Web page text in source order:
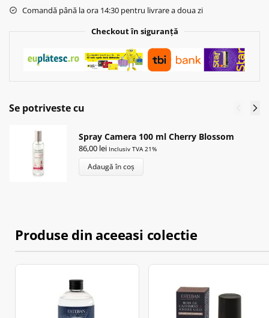
Comandă până la ora 14:30 pentru livrare a doua zi
Checkout în siguranță
Se potriveste cu
Spray Camera 100 ml Cherry Blossom
86,00 lei Inclusiv TVA 21%
Adaugă în coș
Produse din aceeasi colectie